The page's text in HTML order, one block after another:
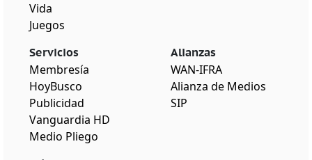
Vida
Juegos
Servicios
Membresía
HoyBusco
Publicidad
Vanguardia HD
Medio Pliego
Alianzas
WAN-IFRA
Alianza de Medios
SIP